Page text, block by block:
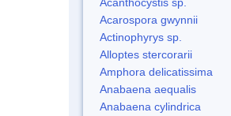
Acarospora gwynnii
Actinophyrys sp.
Alloptes stercorarii
Amphora delicatissima
Anabaena aequalis
Anabaena cylindrica